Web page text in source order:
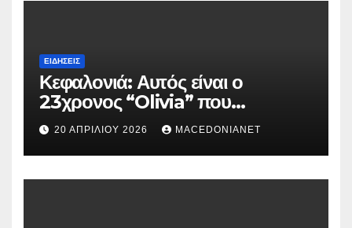
ΕΙΔΉΣΕΙΣ
Κεφαλονιά: Αυτός είναι ο
23χρονος “Olivia” που
κατηγορείται για τον θάνατο της
Μυρτούς
20 ΑΠΡΙΛΊΟΥ 2026 MACEDONIANET